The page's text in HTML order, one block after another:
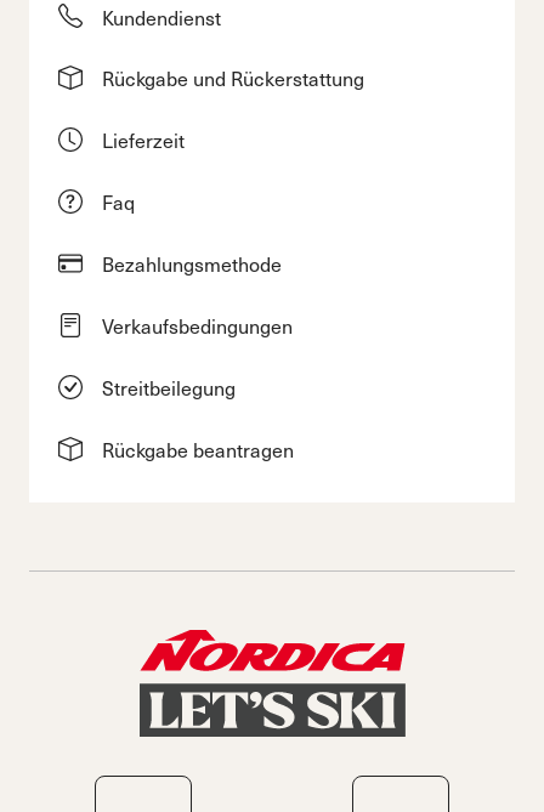
Kundendienst
Rückgabe und Rückerstattung
Lieferzeit
Faq
Bezahlungsmethode
Verkaufsbedingungen
Streitbeilegung
Rückgabe beantragen